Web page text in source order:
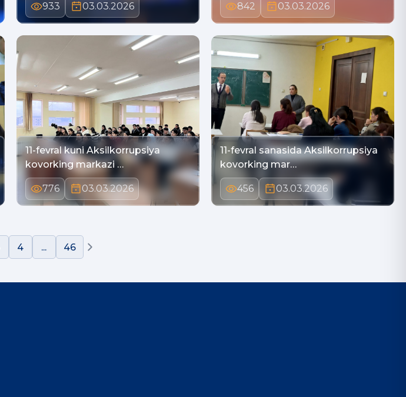
933 03.03.2026 842 03.03.2026
11-fevral kuni Aksilkorrupsiya
kovorking markazi …
776 03.03.2026
11-fevral sanasida Aksilkorrupsiya
kovorking mar…
456 03.03.2026
4 ... 46